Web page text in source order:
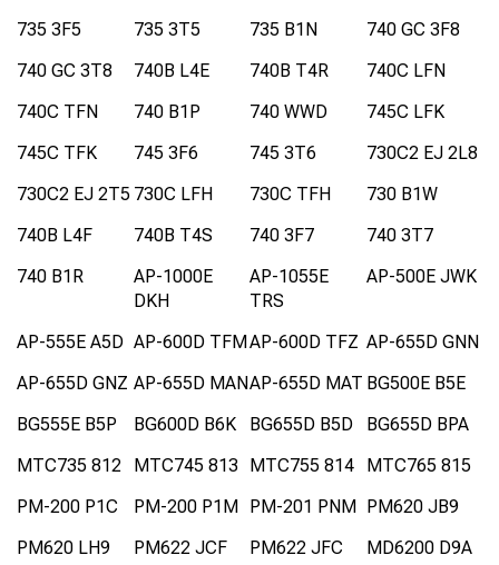
735 3F5
735 3T5 735 B1N
740 GC 3F8
740 GC 3T8
740B L4E 740B T4R
740C LFN
740C TFN
740 B1P 740 WWD
745C LFK
745C TFK
745 3F6 745 3T6
730C2 EJ 2L8
730C2 EJ 2T5 730C LFH 730C TFH
730 B1W
740B L4F
740B T4S 740 3F7
740 3T7
740 B1R
AP-1000E
DKH
AP-1055E
TRS
AP-500E JWK
AP-555E A5D AP-600D TFMAP-600D TFZ AP-655D GNN
AP-655D GNZ AP-655D MANAP-655D MAT BG500E B5E
BG555E B5P
BG600D B6K BG655D B5D
BG655D BPA
MTC735 812
MTC745 813 MTC755 814
MTC765 815
PM-200 P1C
PM-200 P1M PM-201 PNM PM620 JB9
PM620 LH9
PM622 JCF PM622 JFC
MD6200 D9A